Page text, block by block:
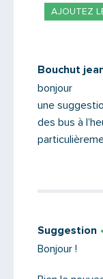
AJOUTEZ
Bouchut
bonjour
une
des bus à
Suggestion
Bonjour !